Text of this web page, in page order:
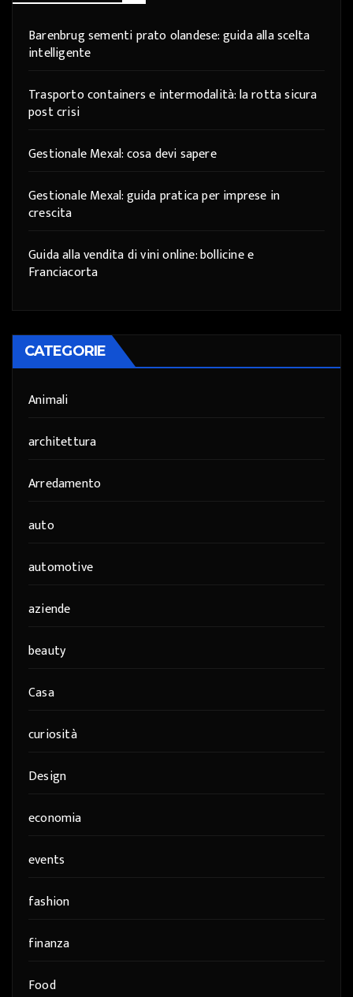
Barenbrug sementi prato olandese: guida alla scelta
intelligente
Trasporto containers e intermodalità: la rotta sicura
post crisi
Gestionale Mexal: cosa devi sapere
Gestionale Mexal: guida pratica per imprese in
crescita
Guida alla vendita di vini online: bollicine e
Franciacorta
CATEGORIE
Animali
architettura
Arredamento
auto
automotive
aziende
beauty
Casa
curiosità
Design
economia
events
fashion
finanza
Food